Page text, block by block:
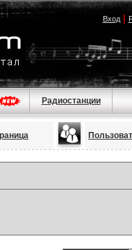
Вход|
Радиостанции